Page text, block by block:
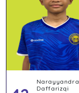
Narayyandra
Daffarizqi